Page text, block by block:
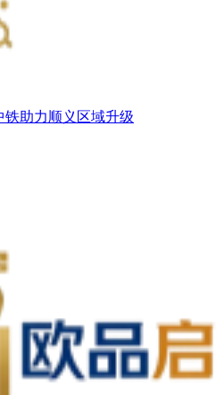
助力顺义区域升级